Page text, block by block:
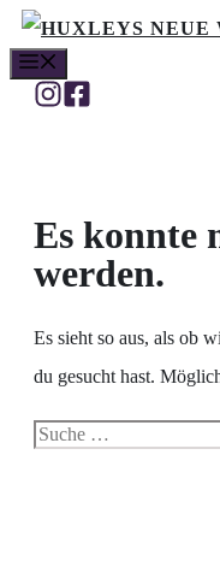
Zum
Inhalt
springen
Es konnte
werden.
Es sieht so aus, als ob
du gesucht hast.
Suche